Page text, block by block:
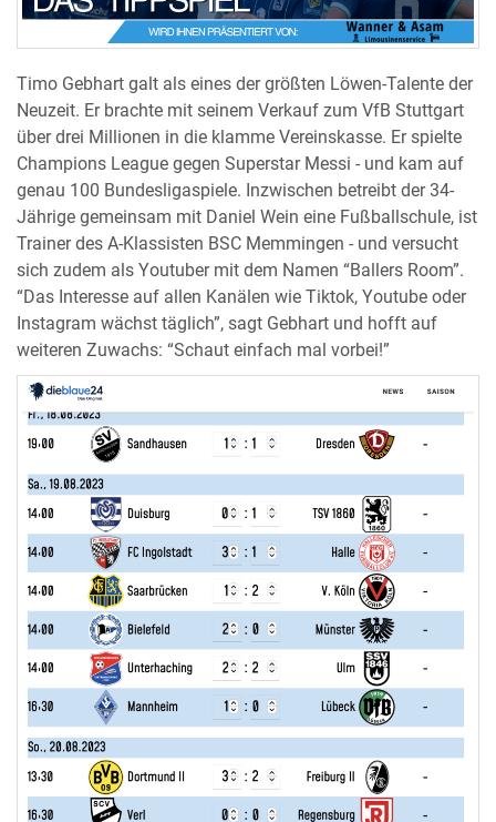
Timo Gebhart galt als eines der größten Löwen-Talente der
Neuzeit. Er brachte mit seinem Verkauf zum VfB Stuttgart
über drei Millionen in die klamme Vereinskasse. Er spielte
Champions League gegen Superstar Messi - und kam auf
genau 100 Bundesligaspiele. Inzwischen betreibt der 34-
Jährige gemeinsam mit Daniel Wein eine Fußballschule, ist
Trainer des A-Klassisten BSC Memmingen - und versucht
sich zudem als Youtuber mit dem Namen “Ballers Room”.
“Das Interesse auf allen Kanälen wie Tiktok, Youtube oder
Instagram wächst täglich”, sagt Gebhart und hofft auf
weiteren Zuwachs: “Schaut einfach mal vorbei!”